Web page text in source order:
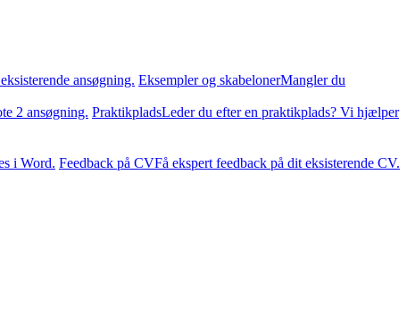
ansøgning. Eksempler og skabelonerMangler du
2 ansøgning. PraktikpladsLeder du efter en praktikplads? Vi hjælper
i Word. Feedback på CVFå ekspert feedback på dit eksisterende CV.